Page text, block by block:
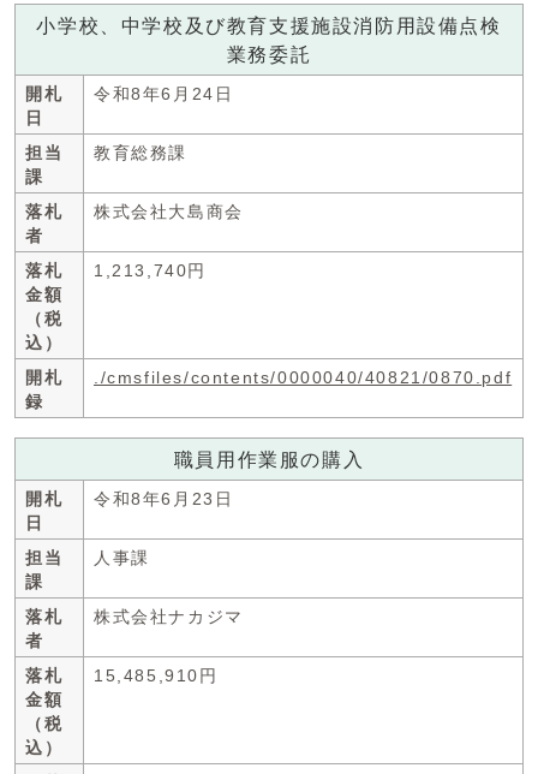
小学校、中学校及び教育支援施設消防用設備点検
業務委託
開札
日
令和8年6月24日
担当
課
教育総務課
落札
者
株式会社大島商会
落札
金額
（税
込）
1,213,740円
開札
録
./cmsfiles/contents/0000040/40821/0870.pdf
職員用作業服の購入
開札
日
令和8年6月23日
担当
課
人事課
落札
者
株式会社ナカジマ
落札
金額
（税
込）
15,485,910円